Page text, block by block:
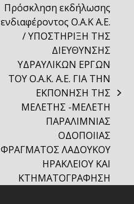
Πρόσκληση εκδήλωσης
ενδιαφέροντος Ο.Α.Κ Α.Ε.
/ ΥΠΟΣΤΗΡΙΞΗ ΤΗΣ
ΔΙΕΥΘΥΝΣΗΣ
ΥΔΡΑΥΛΙΚΩΝ ΕΡΓΩΝ
ΤΟΥ Ο.Α.Κ. Α.Ε. ΓΙΑ ΤΗΝ
ΕΚΠΟΝΗΣΗ ΤΗΣ
ΜΕΛΕΤΗΣ -ΜΕΛΕΤΗ
ΠΑΡΑΛΙΜΝΙΑΣ
ΟΔΟΠΟΙΙΑΣ
ΦΡΑΓΜΑΤΟΣ ΛΑΔΟΥΚΟΥ
ΗΡΑΚΛΕΙΟΥ ΚΑΙ
ΚΤΗΜΑΤΟΓΡΑΦΗΣΗ